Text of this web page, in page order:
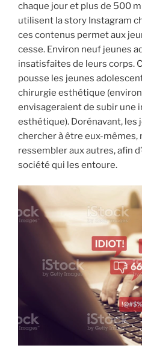
chaque jour et plus de 500
utilisent la story Instagram
ces contenus permet aux
cesse. Environ neuf jeunes
insatisfaites de leurs corps.
pousse les jeunes
chirurgie esthétique
envisageraient de subir une
esthétique). Dorénavant, les
chercher à être eux-mêmes,
ressembler aux autres, afin
société qui les entoure.